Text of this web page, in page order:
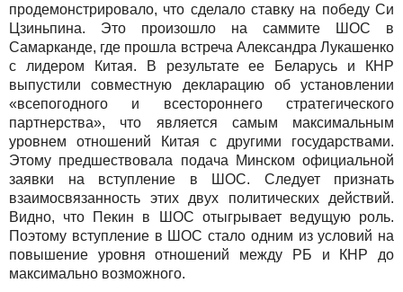
продемонстрировало, что сделало ставку на победу Си
Цзиньпина. Это произошло на саммите ШОС в
Самарканде, где прошла встреча Александра Лукашенко
с лидером Китая. В результате ее Беларусь и КНР
выпустили совместную декларацию об установлении
«всепогодного и всестороннего стратегического
партнерства», что является самым максимальным
уровнем отношений Китая с другими государствами.
Этому предшествовала подача Минском официальной
заявки на вступление в ШОС. Следует признать
взаимосвязанность этих двух политических действий.
Видно, что Пекин в ШОС отыгрывает ведущую роль.
Поэтому вступление в ШОС стало одним из условий на
повышение уровня отношений между РБ и КНР до
максимально возможного.